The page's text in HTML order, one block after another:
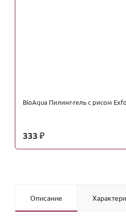
BioAqua Пилинг-гель с рисом
333 ₽
Описание